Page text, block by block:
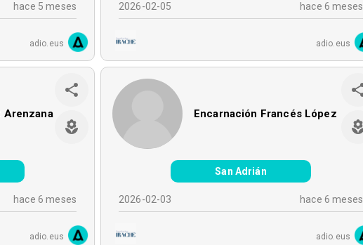
hace 5 meses
adio.eus
2026-02-05 hace 6 meses
adio.eus
Arenzana
hace 6 meses
adio.eus
Encarnación Francés López
San Adrián
2026-02-03 hace 6 meses
adio.eus